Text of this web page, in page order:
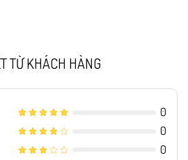
TỪ KHÁCH HÀNG
0
0
0